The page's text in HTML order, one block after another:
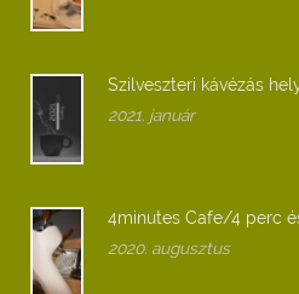
Szilveszteri kávézás
2021. január
4minutes Cafe/4 perc
2020. augusztus